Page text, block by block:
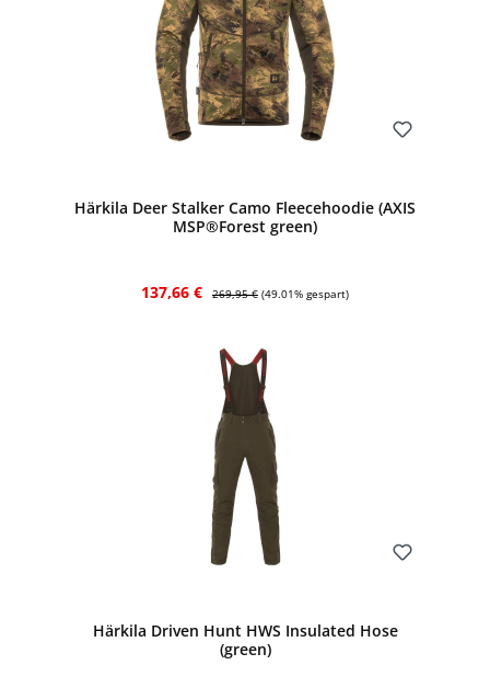
Härkila Deer Stalker Camo Fleecehoodie (AXIS
MSP®Forest green)
Verkaufspreis:
137,66 € Regulärer Preis:
269,95 € (49.01% gespart)
Härkila Driven Hunt HWS Insulated Hose
(green)